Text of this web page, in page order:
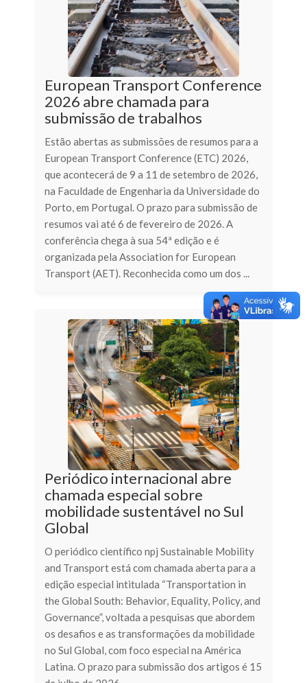
European Transport Conference
2026 abre chamada para
submissão de trabalhos
Estão abertas as submissões de resumos para a
European Transport Conference (ETC) 2026,
que acontecerá de 9 a 11 de setembro de 2026,
na Faculdade de Engenharia da Universidade do
Porto, em Portugal. O prazo para submissão de
resumos vai até 6 de fevereiro de 2026. A
conferência chega à sua 54ª edição e é
organizada pela Association for European
Transport (AET). Reconhecida como um dos ...
Periódico internacional abre
chamada especial sobre
mobilidade sustentável no Sul
Global
O periódico científico npj Sustainable Mobility
and Transport está com chamada aberta para a
edição especial intitulada “Transportation in
the Global South: Behavior, Equality, Policy, and
Governance”, voltada a pesquisas que abordem
os desafios e as transformações da mobilidade
no Sul Global, com foco especial na América
Latina. O prazo para submissão dos artigos é 15